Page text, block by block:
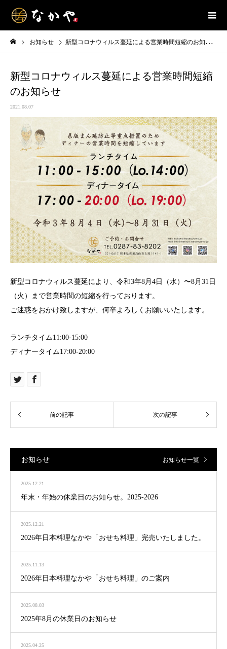
お知らせ 新型コロナウィルス蔓延による営業時間短縮のお知らせ
新型コロナウィルス蔓延による営業時間短縮
のお知らせ
2021.08.07
新型コロナウィルス蔓延により、令和3年8月4日（水）〜8月31日
（火）まで営業時間の短縮を行っております。
ご迷惑をおかけ致しますが、何卒よろしくお願いいたします。
ランチタイム11:00-15:00
ディナータイム17:00-20:00
お知らせ お知らせ一覧
2025.12.21
年末・年始の休業日のお知らせ。2025-2026
2025.12.21
2026年日本料理なかや「おせち料理」完売いたしました。
2025.11.13
2026年日本料理なかや「おせち料理」のご案内
2025.08.03
2025年8月の休業日のお知らせ
2025.04.25